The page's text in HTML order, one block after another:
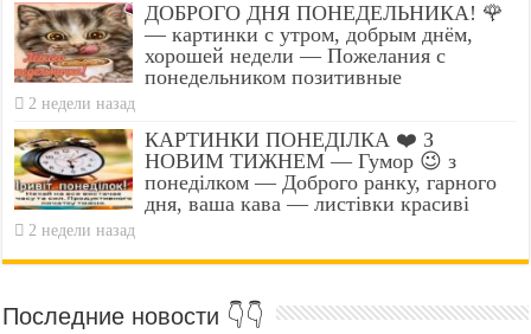
ДОБРОГО ДНЯ ПОНЕДЕЛЬНИКА! 🌹
— картинки с утром, добрым днём,
хорошей недели — Пожелания с
понедельником позитивные
2 недели назад
КАРТИНКИ ПОНЕДІЛКА ❤️ З
НОВИМ ТИЖНЕМ — Гумор 😉 з
понеділком — Доброго ранку, гарного
дня, ваша кава — листівки красиві
2 недели назад
Последние новости 👇👇